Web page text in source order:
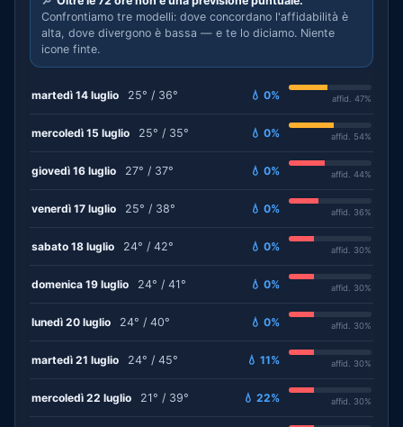
Confrontiamo tre modelli: dove concordano l'affidabilità è
alta, dove divergono è bassa — e te lo diciamo. Niente
icone finte.
martedì 14 luglio 25° / 36° 💧 0% affid. 47%
mercoledì 15 luglio 25° / 35° 💧 0% affid. 54%
giovedì 16 luglio 27° / 37° 💧 0% affid. 44%
venerdì 17 luglio 25° / 38° 💧 0% affid. 36%
sabato 18 luglio 24° / 42° 💧 0% affid. 30%
domenica 19 luglio 24° / 41° 💧 0% affid. 30%
lunedì 20 luglio 24° / 40° 💧 0% affid. 30%
martedì 21 luglio 24° / 45° 💧 11% affid. 30%
mercoledì 22 luglio 21° / 39° 💧 22% affid. 30%